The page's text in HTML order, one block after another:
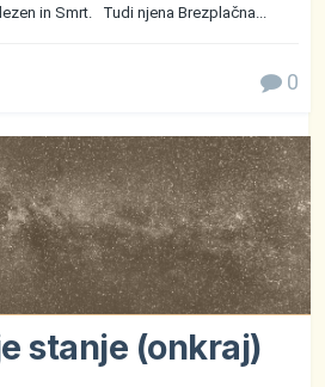
in Smrt. Tudi njena Brezplačna...
0
stanje (onkraj)